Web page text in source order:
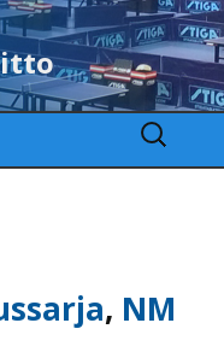
Haku:
, NM